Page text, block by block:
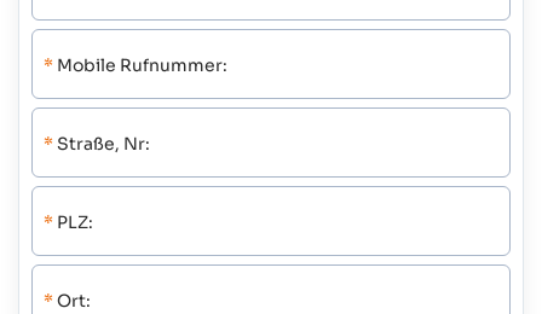
* Mobile Rufnummer:
* Straße, Nr:
* PLZ:
* Ort: